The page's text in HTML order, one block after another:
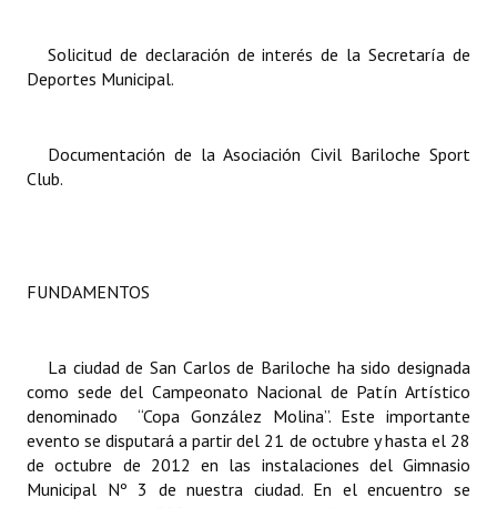
Informes de Unidad Coordinadora
Actas de Audiencias Públicas
Declaraciones
Resoluciones de Presidencia
INSTITUCIONAL
Antiguos Pobladores
Solicitud de declaración de interés de la Secretaría de
Deportes Municipal.
Documentación de la Asociación Civil Bariloche Sport
Club.
FUNDAMENTOS
La ciudad de San Carlos de Bariloche ha sido designada
como sede del Campeonato Nacional de Patín Artístico
denominado “Copa González Molina”. Este importante
evento se disputará a partir del 21 de octubre y hasta el 28
de octubre de 2012 en las instalaciones del Gimnasio
Municipal Nº 3 de nuestra ciudad. En el encuentro se